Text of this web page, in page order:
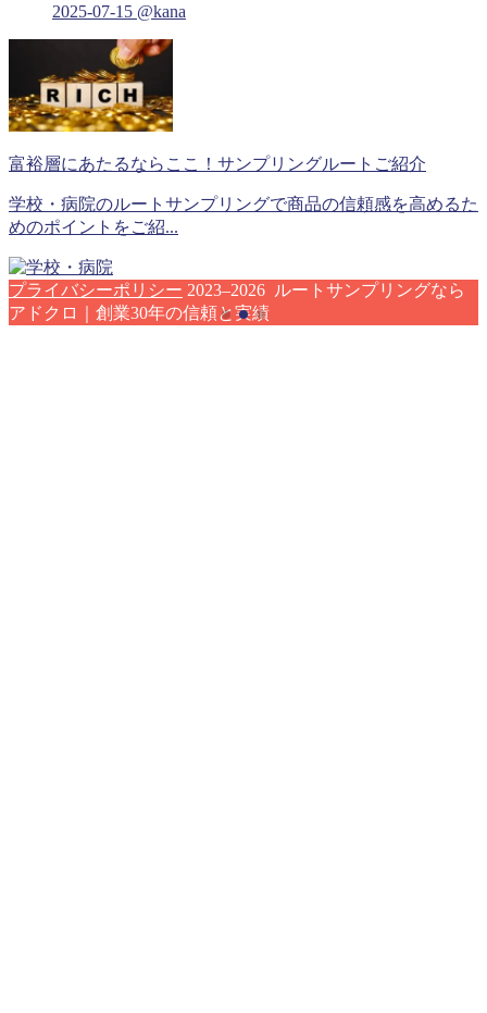
2025-07-15 @kana
富裕層にあたるならここ！サンプリングルートご紹介
学校・病院のルートサンプリングで商品の信頼感を高めるた
めのポイントをご紹...
プライバシーポリシー 2023–2026 ルートサンプリングなら
アドクロ｜創業30年の信頼と実績